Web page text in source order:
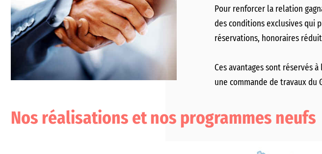
Pour renforcer la relation
des conditions exclusives qui
réservations, honoraires
Ces avantages sont réservés
une commande de travaux du
Nos réalisations et nos programmes neufs